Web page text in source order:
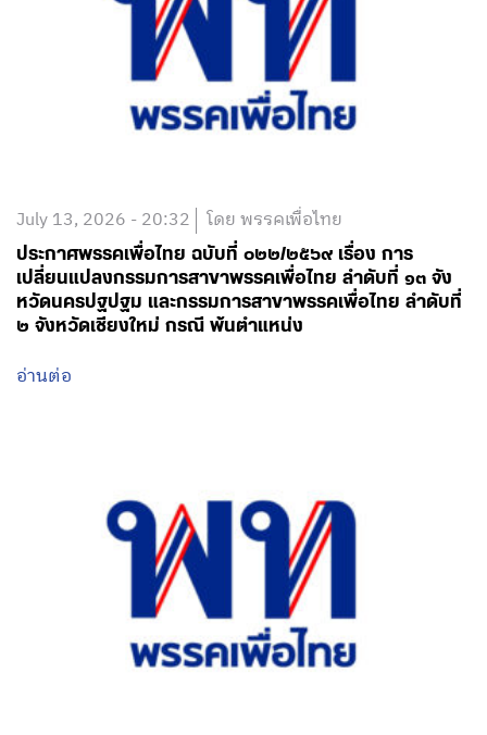
July 13, 2026 - 20:32 โดย พรรคเพื่อไทย
ประกาศพรรคเพื่อไทย ฉบับที่ ๐๒๒/๒๕๖๙ เรื่อง การ
เปลี่ยนแปลงกรรมการสาขาพรรคเพื่อไทย ลำดับที่ ๑๓ จัง
หวัดนครปฐปฐม และกรรมการสาขาพรรคเพื่อไทย ลำดับที่
๒ จังหวัดเชียงใหม่ กรณี พ้นตำแหน่ง
อ่านต่อ